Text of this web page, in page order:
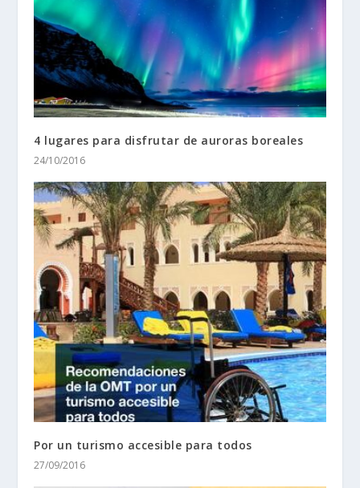
4 lugares para disfrutar de auroras boreales
24/10/2016
Por un turismo accesible para todos
27/09/2016